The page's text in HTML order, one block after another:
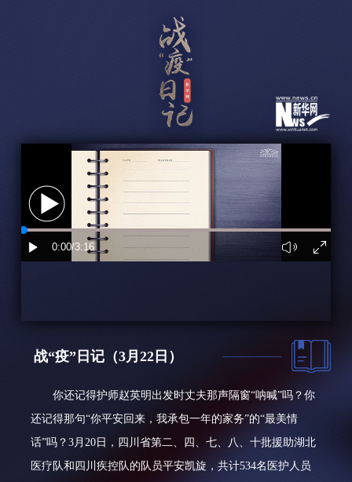
战“疫”日记（3月22日）
你还记得护师赵英明出发时丈夫那声隔窗“呐喊”吗？你
还记得那句“你平安回来，我承包一年的家务”的“最美情
话”吗？3月20日，四川省第二、四、七、八、十批援助湖北
医疗队和四川疾控队的队员平安凯旋，共计534名医护人员